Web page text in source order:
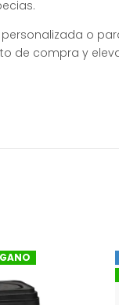
.
o
de compra y